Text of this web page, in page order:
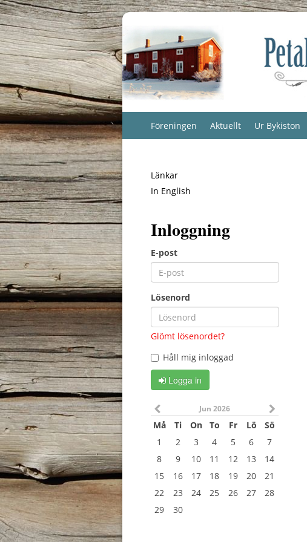
Föreningen Aktuellt Ur Bykiston
Länkar
In English
Inloggning
E-post
Lösenord
Glömt lösenordet?
Håll mig inloggad
Logga in
Jun 2026
Må Ti On To Fr Lö
Sö
1
2 3 4 5 6
7
8
9 10 11 12 13
14
15
16 17 18 19 20
21
22
23 24 25 26 27
28
29
30